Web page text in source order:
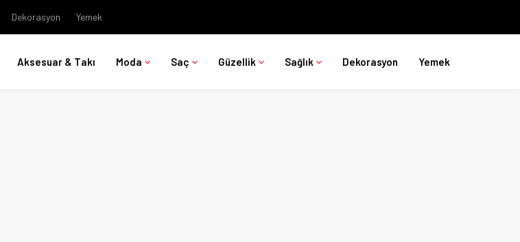
Dekorasyon Yemek
Aksesuar & Takı Moda Saç Güzellik Sağlık Dekorasyon Yemek